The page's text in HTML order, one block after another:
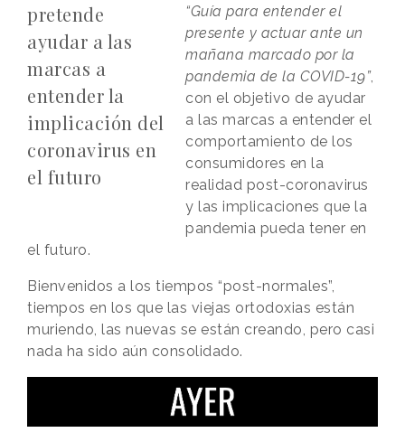
pretende
ayudar a las
marcas a
entender la
implicación del
coronavirus en
el futuro
“Guía para entender el
presente y actuar ante un
mañana marcado por la
pandemia de la COVID-19”,
con el objetivo de ayudar
a las marcas a entender el
comportamiento de los
consumidores en la
realidad post-coronavirus
y las implicaciones que la
pandemia pueda tener en
el futuro.
Bienvenidos a los tiempos “post-normales”,
tiempos en los que las viejas ortodoxias están
muriendo, las nuevas se están creando, pero casi
nada ha sido aún consolidado.